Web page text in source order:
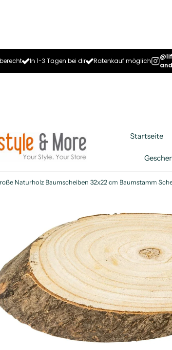
In 1-3 Tagen bei dir Ratenkauf möglich
Startseite
Naturholz Baumscheiben 32x22 cm Baumstamm